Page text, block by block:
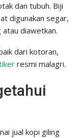
dan tubuh. Biji
digunakan segar,
diawetkan.
dari kotoran,
resmi malagri.
jual kopi giling